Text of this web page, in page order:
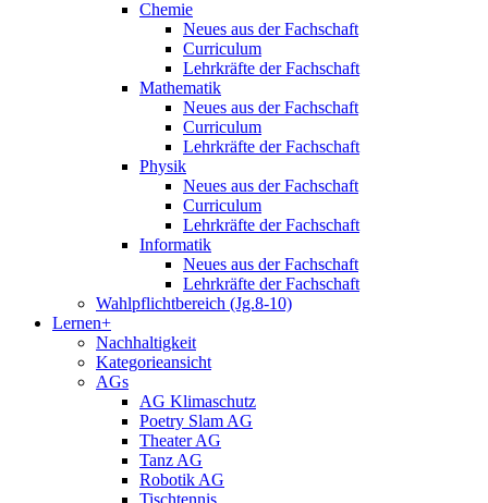
Chemie
Neues aus der Fachschaft
Curriculum
Lehrkräfte der Fachschaft
Mathematik
Neues aus der Fachschaft
Curriculum
Lehrkräfte der Fachschaft
Physik
Neues aus der Fachschaft
Curriculum
Lehrkräfte der Fachschaft
Informatik
Neues aus der Fachschaft
Lehrkräfte der Fachschaft
Wahlpflichtbereich (Jg.8-10)
Lernen+
Nachhaltigkeit
Kategorieansicht
AGs
AG Klimaschutz
Poetry Slam AG
Theater AG
Tanz AG
Robotik AG